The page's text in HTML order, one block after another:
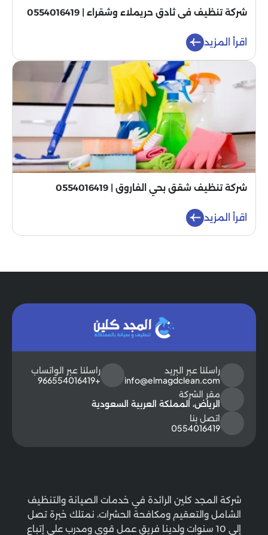
شركة تنظيف فى ثادق حريملاء وشقراء | 0554016419
اقرأ المزيد
شركة تنظيف شقق بحي الفاروق | 0554016419
اقرأ المزيد
راسلنا عبر البريد
info@elmagdclean.com
راسلنا عبر الواتساب
+966554016419
مقر الشركة
الرياض، المملكة العربية السعودية
اتصل بنا
0554016419
شركة المجد كلين الرائدة في خدمات الصيانة والتنظيف
الشامل والتعقيم ومكافحة الحشرات، نمتلك خبرة تصل
إلى 10 سنوات ولدينا فريق عمل قوي ومدرب على إتباع